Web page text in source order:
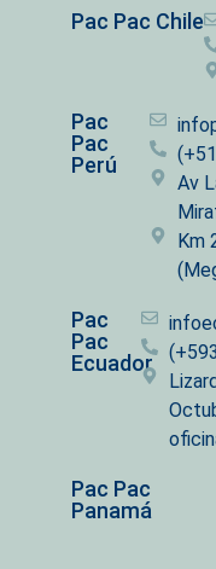
Pac Pac Chile
Pac
Pac
Perú
Av
Km
Pac
Pac
Ecuador
Pac Pac
Panamá